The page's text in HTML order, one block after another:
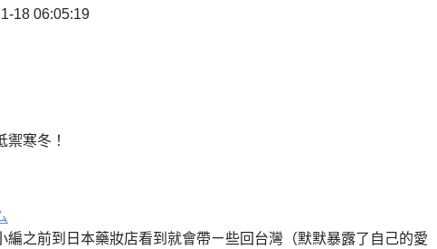
18 06:05:19
禦寒冬！
編之前到日本藥妝店看到就會帶ㄧ些回台灣（默默暴露了自己的愛